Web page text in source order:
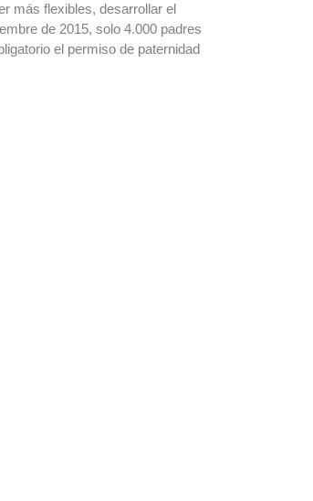
más flexibles, desarrollar el
de 2015, solo 4.000 padres
el permiso de paternidad